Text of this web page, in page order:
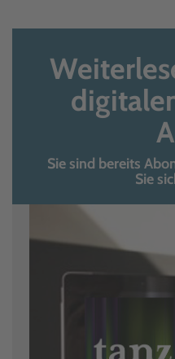
Sie sind bereits
Sie